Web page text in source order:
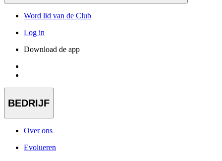
Word lid van de Club
Log in
Download de app
BEDRIJF
Over ons
Evolueren